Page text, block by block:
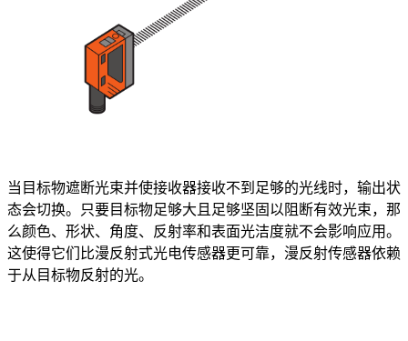
当目标物遮断光束并使接收器接收不到足够的光线时，输出状
态会切换。只要目标物足够大且足够坚固以阻断有效光束，那
么颜色、形状、角度、反射率和表面光洁度就不会影响应用。
这使得它们比漫反射式光电传感器更可靠，漫反射传感器依赖
于从目标物反射的光。